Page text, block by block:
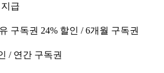
급
구독권 24% 할인 / 6개월 구독권
/ 연간 구독권